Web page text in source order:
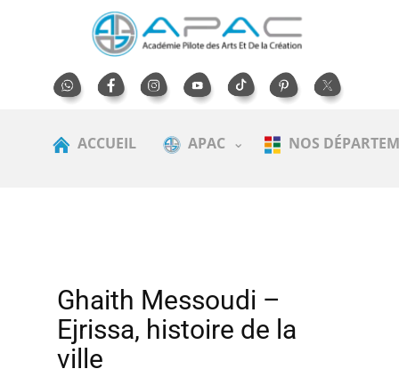
ACCUEIL APAC NOS
Ghaith Messoudi –
Ejrissa, histoire de la
ville